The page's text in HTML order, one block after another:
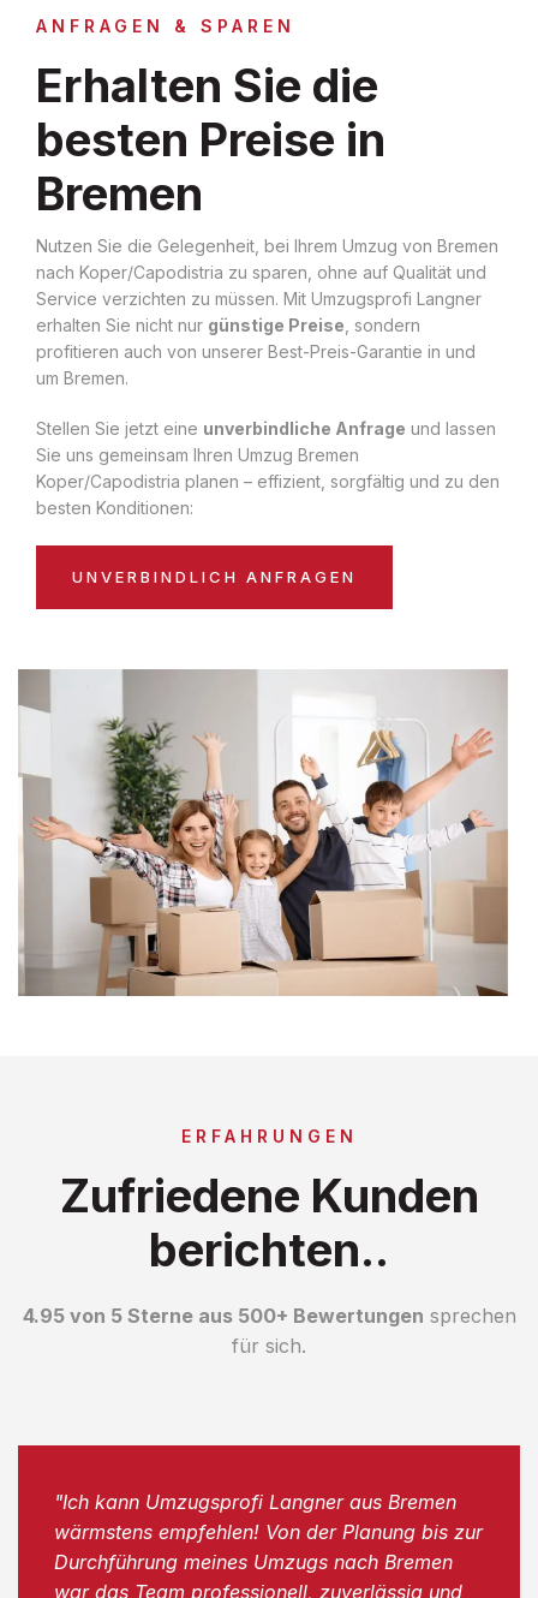
ANFRAGEN & SPAREN
Erhalten Sie die
besten Preise in
Bremen
Nutzen Sie die Gelegenheit, bei Ihrem Umzug von Bremen
nach Koper/Capodistria zu sparen, ohne auf Qualität und
Service verzichten zu müssen. Mit Umzugsprofi Langner
erhalten Sie nicht nur günstige Preise , sondern
profitieren auch von unserer Best-Preis-Garantie in und
um Bremen.
Stellen Sie jetzt eine unverbindliche Anfrage und lassen
Sie uns gemeinsam Ihren Umzug Bremen
Koper/Capodistria planen – effizient, sorgfältig und zu den
besten Konditionen:
UNVERBINDLICH ANFRAGEN
ERFAHRUNGEN
Zufriedene Kunden
berichten..
4.95 von 5 Sterne aus 500+ Bewertungen sprechen
für sich.
"Ich kann Umzugsprofi Langner aus Bremen
wärmstens empfehlen! Von der Planung bis zur
Durchführung meines Umzugs nach Bremen
war das Team professionell, zuverlässig und